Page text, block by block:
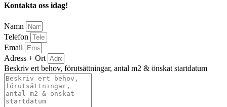
Kontakta oss idag!
Namn
Telefon
Email
Adress + Ort
Beskriv ert behov, förutsättningar, antal m2 & önskat startdatum